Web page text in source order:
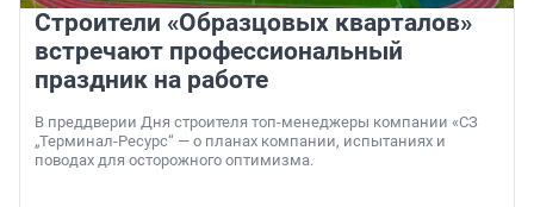
Строители «Образцовых кварталов»
встречают профессиональный
праздник на работе
В преддверии Дня строителя топ-менеджеры компании «СЗ
„Терминал-Ресурс“ — о планах компании, испытаниях и
поводах для осторожного оптимизма.